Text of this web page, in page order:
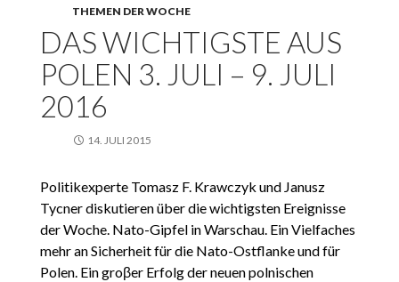
THEMEN DER WOCHE
DAS WICHTIGSTE AUS
POLEN 3. JULI – 9. JULI
2016
14. JULI 2015
Politikexperte Tomasz F. Krawczyk und Janusz
Tycner diskutieren über die wichtigsten Ereignisse
der Woche. Nato-Gipfel in Warschau. Ein Vielfaches
mehr an Sicherheit für die Nato-Ostflanke und für
Polen. Ein groβer Erfolg der neuen polnischen